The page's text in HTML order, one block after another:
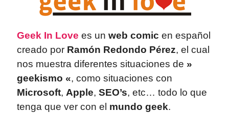
Geek In Love es un web comic en español
creado por Ramón Redondo Pérez, el cual
nos muestra diferentes situaciones de »
geekismo «, como situaciones con
Microsoft, Apple, SEO’s, etc… todo lo que
tenga que ver con el mundo geek.